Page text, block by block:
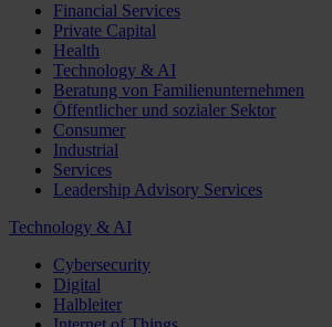
Financial Services
Private Capital
Health
Technology & AI
Beratung von Familienunternehmen
Öffentlicher und sozialer Sektor
Consumer
Industrial
Services
Leadership Advisory Services
Technology & AI
Cybersecurity
Digital
Halbleiter